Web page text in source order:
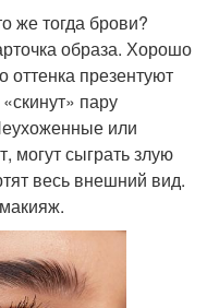
же тогда брови?
образа. Хорошо
презентуют
пару
или
могут сыграть злую
весь внешний вид.